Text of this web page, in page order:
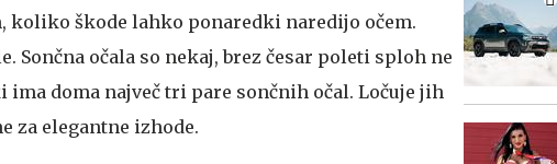
koliko škode lahko ponaredki naredijo očem.
Sončna očala so nekaj, brez česar poleti sploh ne
ima doma največ tri pare sončnih očal. Ločuje jih
za elegantne izhode.